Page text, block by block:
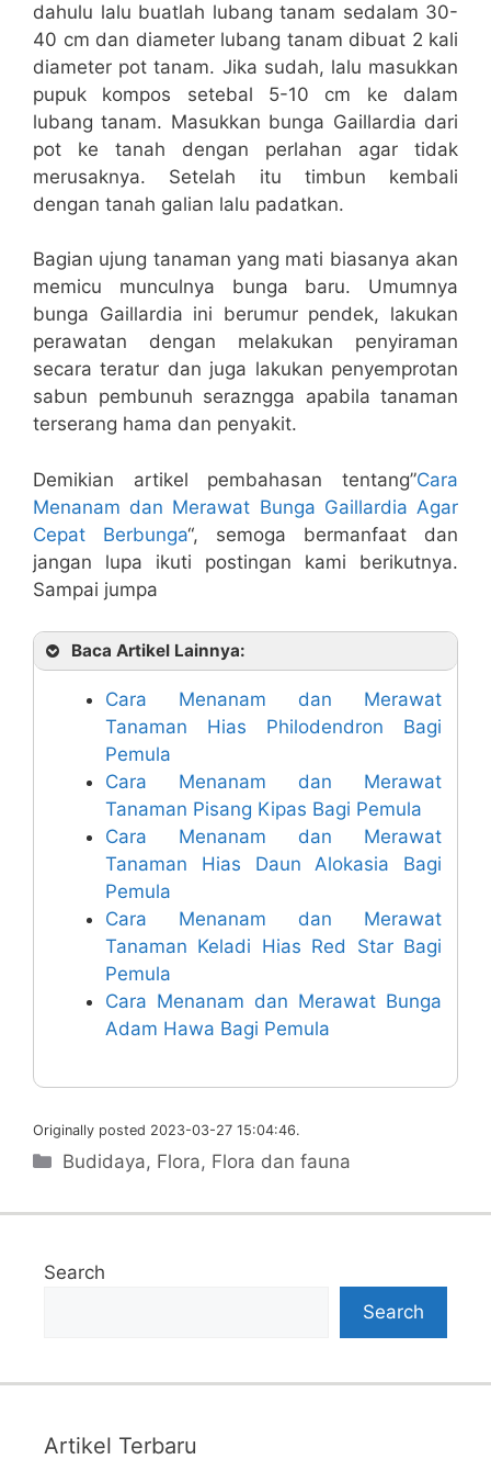
dahulu lalu buatlah lubang tanam sedalam 30-
40 cm dan diameter lubang tanam dibuat 2 kali
diameter pot tanam. Jika sudah, lalu masukkan
pupuk kompos setebal 5-10 cm ke dalam
lubang tanam. Masukkan bunga Gaillardia dari
pot ke tanah dengan perlahan agar tidak
merusaknya. Setelah itu timbun kembali
dengan tanah galian lalu padatkan.
Bagian ujung tanaman yang mati biasanya akan
memicu munculnya bunga baru. Umumnya
bunga Gaillardia ini berumur pendek, lakukan
perawatan dengan melakukan penyiraman
secara teratur dan juga lakukan penyemprotan
sabun pembunuh serazngga apabila tanaman
terserang hama dan penyakit.
Demikian artikel pembahasan tentang”Cara
Menanam dan Merawat Bunga Gaillardia Agar
Cepat Berbunga“, semoga bermanfaat dan
jangan lupa ikuti postingan kami berikutnya.
Sampai jumpa
Baca Artikel Lainnya:
Cara Menanam dan Merawat
Tanaman Hias Philodendron Bagi
Pemula
Cara Menanam dan Merawat
Tanaman Pisang Kipas Bagi Pemula
Cara Menanam dan Merawat
Tanaman Hias Daun Alokasia Bagi
Pemula
Cara Menanam dan Merawat
Tanaman Keladi Hias Red Star Bagi
Pemula
Cara Menanam dan Merawat Bunga
Adam Hawa Bagi Pemula
Originally posted 2023-03-27 15:04:46.
Categories
Budidaya, Flora, Flora dan fauna
Search
Search
Artikel Terbaru